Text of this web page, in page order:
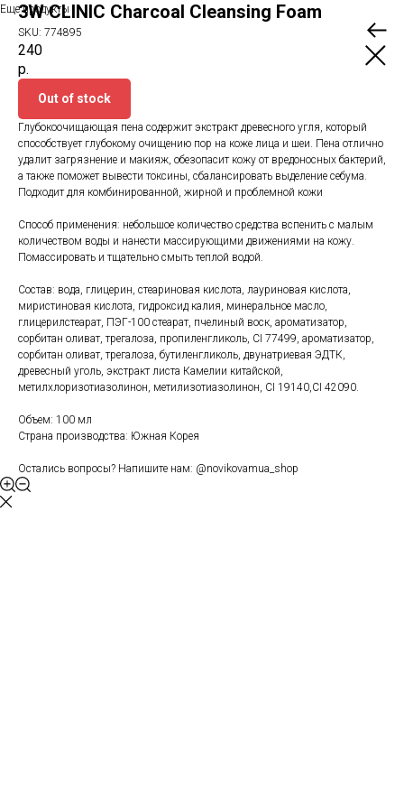
Еще продукты
3W CLINIC Charcoal Cleansing Foam
SKU: 774895
240
р.
Out of stock
Глубокоочищающая пена содержит экстракт древесного угля, который
способствует глубокому очищению пор на коже лица и шеи. Пена отлично
удалит загрязнение и макияж, обезопасит кожу от вредоносных бактерий,
а также поможет вывести токсины, сбалансировать выделение себума.
Подходит для комбинированной, жирной и проблемной кожи
Способ применения: небольшое количество средства вспенить с малым
количеством воды и нанести массирующими движениями на кожу.
Помассировать и тщательно смыть теплой водой.
Состав: вода, глицерин, стеариновая кислота, лауриновая кислота,
миристиновая кислота, гидроксид калия, минеральное масло,
глицерилстеарат, ПЭГ-100 стеарат, пчелиный воск, ароматизатор,
сорбитан оливат, трегалоза, пропиленгликоль, CI 77499, ароматизатор,
сорбитан оливат, трегалоза, бутиленгликоль, двунатриевая ЭДТК,
древесный уголь, экстракт листа Камелии китайской,
метилхлоризотиазолинон, метилизотиазолинон, CI 19140,CI 42090.
Объем: 100 мл
Страна производства: Южная Корея
Остались вопросы? Напишите нам: @novikovamua_shop